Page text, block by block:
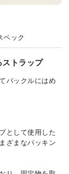
ペック
ストラップ
バックルにはめ
として使用した
ざまなパッキン